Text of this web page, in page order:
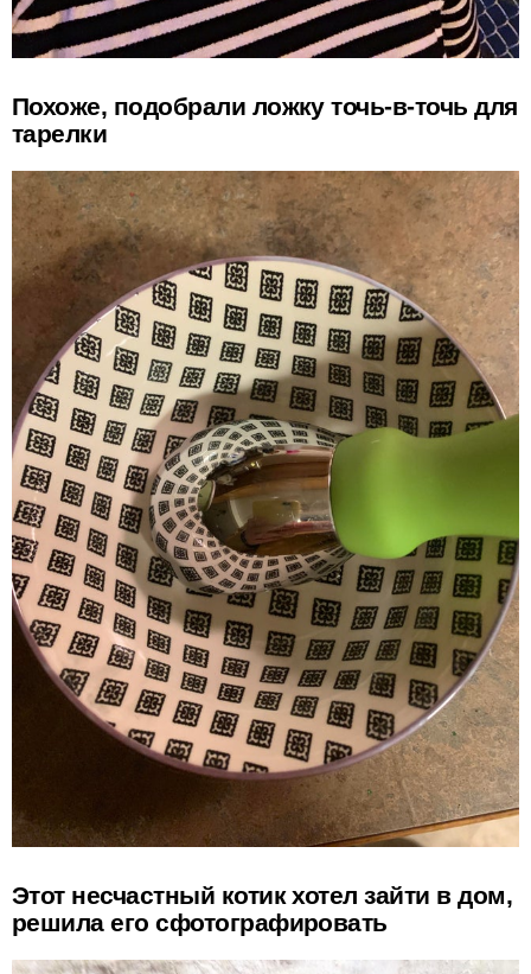
Похоже, подобрали ложку точь-в-точь для
тарелки
Этот несчастный котик хотел зайти в дом,
решила его сфотографировать